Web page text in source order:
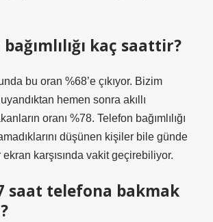
kaç saattir?
bu oran %68’e çıkıyor. Bizim
hemen sonra akıllı
oranı %78. Telefon bağımlılığı
düşünen kişiler bile günde
karşısında vakit geçirebiliyor.
saat telefona bakmak